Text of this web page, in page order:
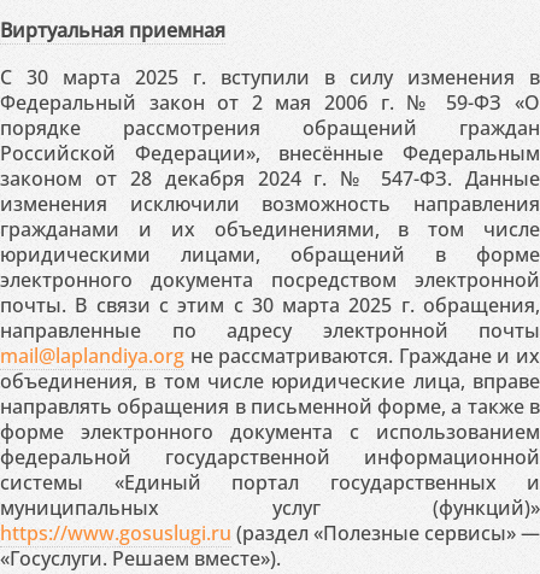
Виртуальная приемная
С 30 марта 2025 г. вступили в силу изменения в
Федеральный закон от 2 мая 2006 г. № 59-ФЗ «О
порядке рассмотрения обращений граждан
Российской Федерации», внесённые Федеральным
законом от 28 декабря 2024 г. № 547-ФЗ. Данные
изменения исключили возможность направления
гражданами и их объединениями, в том числе
юридическими лицами, обращений в форме
электронного документа посредством электронной
почты. В связи с этим с 30 марта 2025 г. обращения,
направленные по адресу электронной почты
mail@laplandiya.org не рассматриваются. Граждане и их
объединения, в том числе юридические лица, вправе
направлять обращения в письменной форме, а также в
форме электронного документа с использованием
федеральной государственной информационной
системы «Единый портал государственных и
муниципальных услуг (функций)»
https://www.gosuslugi.ru (раздел «Полезные сервисы» —
«Госуслуги. Решаем вместе»).